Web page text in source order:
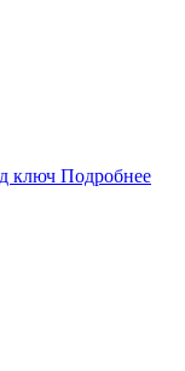
ключ Подробнее